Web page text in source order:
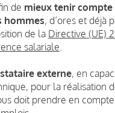
de mieux tenir compte
hommes, d’ores et déjà
de la Directive (UE)
salariale
externe, en
pour la réalisation
doit prendre en compte